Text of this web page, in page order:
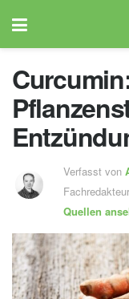
Verfasst von
Quellen